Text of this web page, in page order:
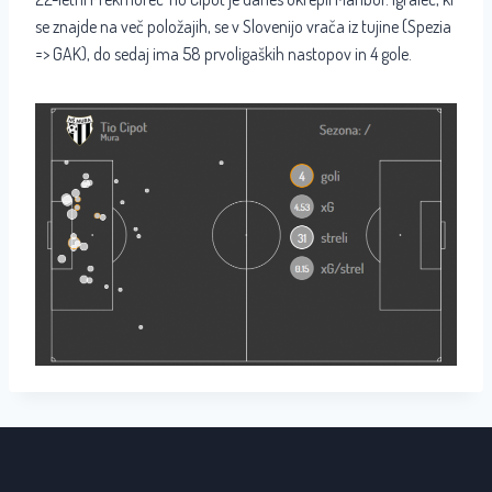
se znajde na več položajih, se v Slovenijo vrača iz tujine (Spezia
=> GAK), do sedaj ima 58 prvoligaških nastopov in 4 gole.